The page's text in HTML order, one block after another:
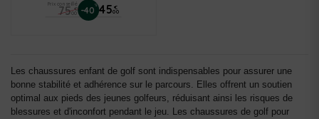
Prix conseillé
75 €
00 -40% 45 €
00
Les chaussures enfant de golf sont indispensables pour assurer une
bonne stabilité et adhérence sur le parcours. Elles offrent un soutien
optimal aux pieds des jeunes golfeurs, réduisant ainsi les risques de
blessures et d'inconfort pendant le jeu. Les chaussures de golf pour